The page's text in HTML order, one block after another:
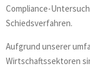
Compliance-
Schiedsverfahren.
Aufgrund unserer
Wirtschaftssektoren